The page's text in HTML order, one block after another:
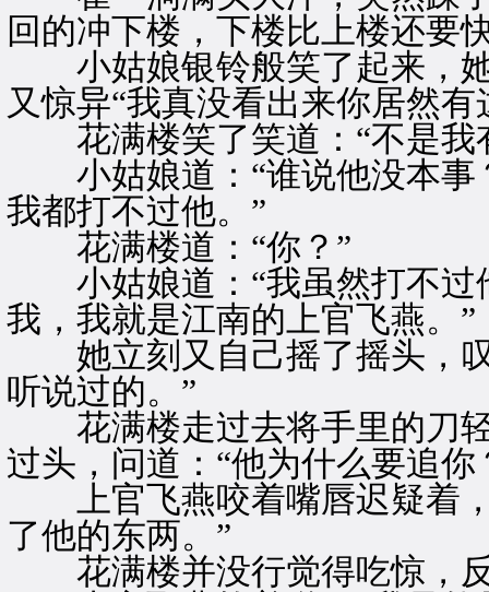
回的冲下楼，下楼比上楼还要
小姑娘银铃般笑了起来，她
又惊异“我真没看出来你居然
花满楼笑了笑道：“不是我
小姑娘道：“谁说他没本事
我都打不过他。”
花满楼道：“你？”
小姑娘道：“我虽然打不过
我，我就是江南的上官飞燕。”
她立刻又自己摇了摇头，叹
听说过的。”
花满楼走过去将手里的刀轻
过头，问道：“他为什么要追你
上官飞燕咬着嘴唇迟疑着，
了他的东两。”
花满楼并没行觉得吃惊，